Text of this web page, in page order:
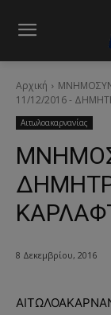
Αρχική
11/12/2016 -
Αιτωλοακαρνανίας
8 Δεκεμβρίου, 2016